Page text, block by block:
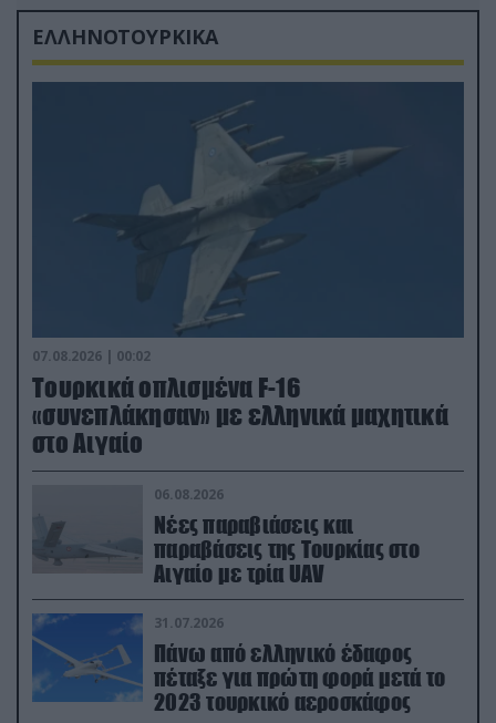
ΕΛΛΗΝΟΤΟΥΡΚΙΚΑ
07.08.2026 | 00:02
Τουρκικά οπλισμένα F-16
«συνεπλάκησαν» με ελληνικά μαχητικά
στο Αιγαίο
06.08.2026
Νέες παραβιάσεις και
παραβάσεις της Τουρκίας στο
Αιγαίο με τρία UAV
31.07.2026
Πάνω από ελληνικό έδαφος
πέταξε για πρώτη φορά μετά το
2023 τουρκικό αεροσκάφος